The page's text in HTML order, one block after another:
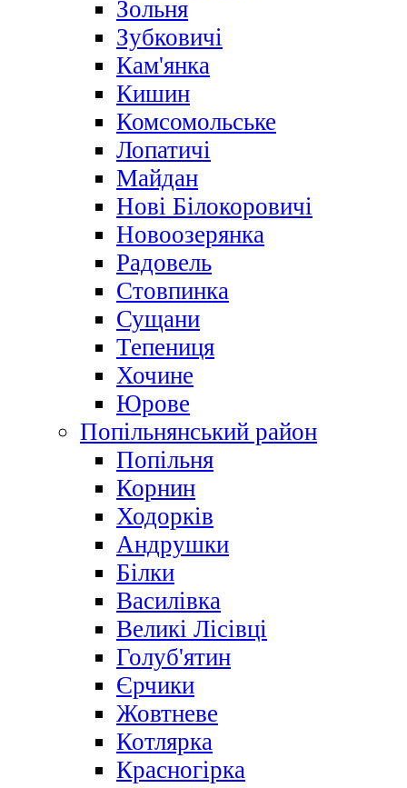
Зольня
Зубковичі
Кам'янка
Кишин
Комсомольське
Лопатичі
Майдан
Нові Білокоровичі
Новоозерянка
Радовель
Стовпинка
Сущани
Тепениця
Хочине
Юрове
Попільнянський район
Попільня
Корнин
Ходорків
Андрушки
Білки
Василівка
Великі Лісівці
Голуб'ятин
Єрчики
Жовтневе
Котлярка
Красногірка